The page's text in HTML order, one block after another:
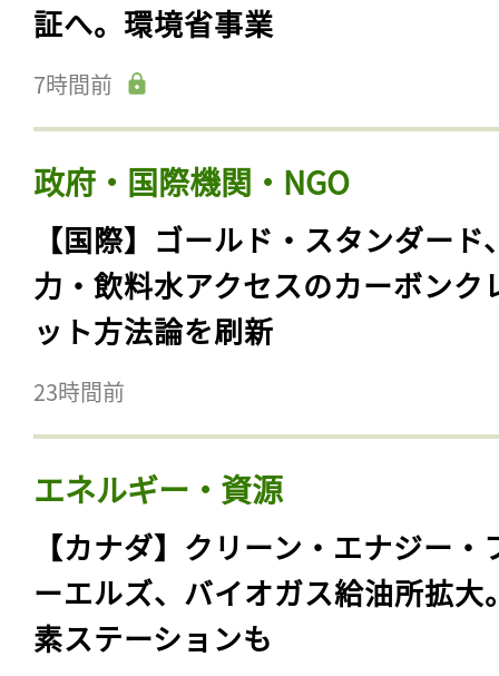
証へ。環境省事業
7時間前
政府・国際機関・NGO
【国際】ゴールド・スタンダード
力・飲料水アクセスのカーボンク
ット方法論を刷新
23時間前
エネルギー・資源
【カナダ】クリーン・エナジー・
ーエルズ、バイオガス給油所拡大
素ステーションも